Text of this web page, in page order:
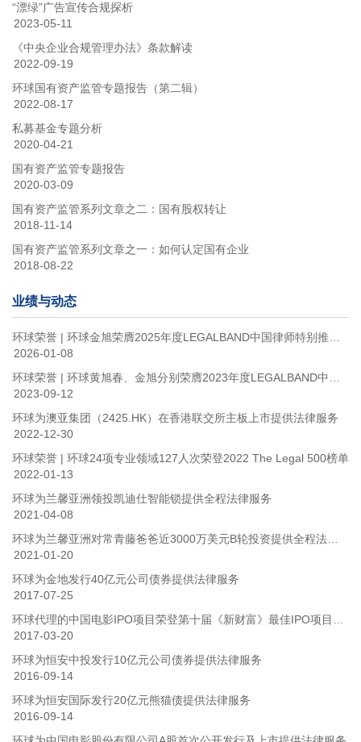
“漂绿”广告宣传合规探析
2023-05-11
《中央企业合规管理办法》条款解读
2022-09-19
环球国有资产监管专题报告（第二辑）
2022-08-17
私募基金专题分析
2020-04-21
国有资产监管专题报告
2020-03-09
国有资产监管系列文章之二：国有股权转让
2018-11-14
国有资产监管系列文章之一：如何认定国有企业
2018-08-22
业绩与动态
2026-01-08
2023-09-12
环球为澳亚集团（2425.HK）在香港联交所主板上市提供法律服务
2022-12-30
环球荣誉 | 环球24项专业领域127人次荣登2022 The Legal 500榜单
2022-01-13
环球为兰馨亚洲领投凯迪仕智能锁提供全程法律服务
2021-04-08
2021-01-20
环球为金地发行40亿元公司债券提供法律服务
2017-07-25
2017-03-20
环球为恒安中投发行10亿元公司债券提供法律服务
2016-09-14
环球为恒安国际发行20亿元熊猫债提供法律服务
2016-09-14